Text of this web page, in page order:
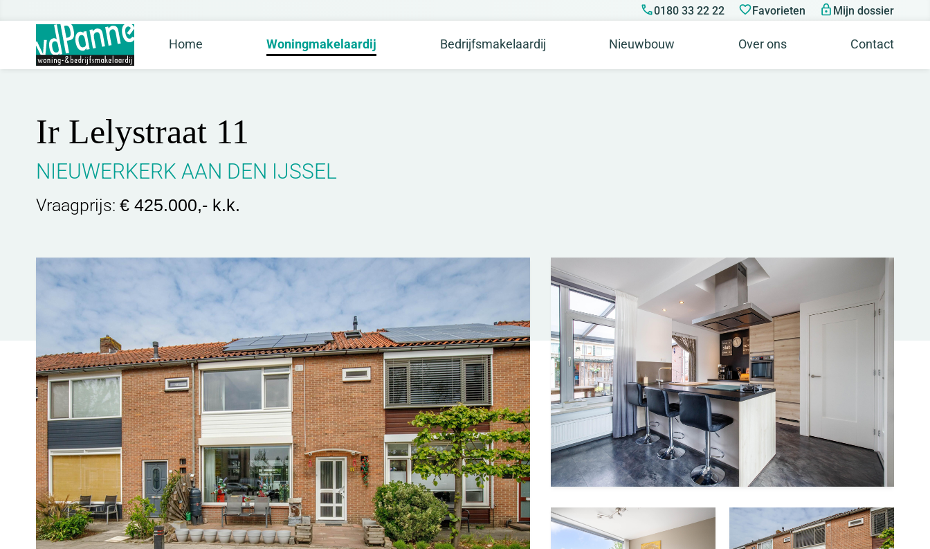
0180 33 22 22 Favorieten Mijn dossier
Home Woningmakelaardij Bedrijfsmakelaardij Nieuwbouw Over ons Contact
Ir Lelystraat 11
NIEUWERKERK AAN DEN IJSSEL
Vraagprijs: € 425.000,- k.k.